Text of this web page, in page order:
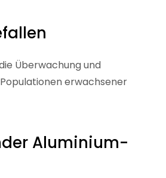
Überwachung und
erwachsener
Aluminium-